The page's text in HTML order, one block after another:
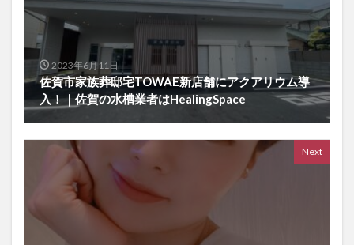
2023年6月11日
佐賀市家族葬邸宅TOWAE新店舗にアクアリウム導
入！｜佐賀の水槽業者はHealingSpace
Next